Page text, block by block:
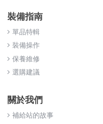
裝備指南
單品特輯
裝備操作
保養維修
選購建議
關於我們
補給站的故事